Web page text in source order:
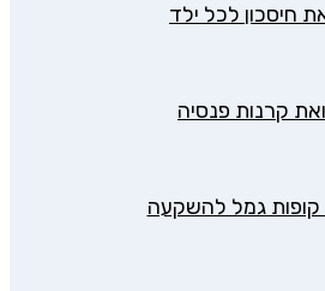
חיסכון לכל ילד
קרנות פנסיה
קופות גמל להשקעה